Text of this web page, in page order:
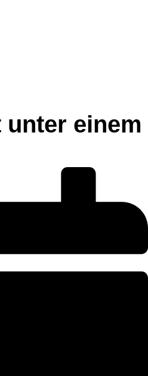
unter einem